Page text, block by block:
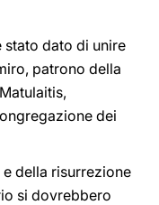
stato dato di unire
patrono della
dei
della risurrezione
si dovrebbero